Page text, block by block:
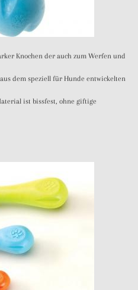
Knochen der auch zum Werfen und
dem speziell für Hunde entwickelten
ist bissfest, ohne giftige